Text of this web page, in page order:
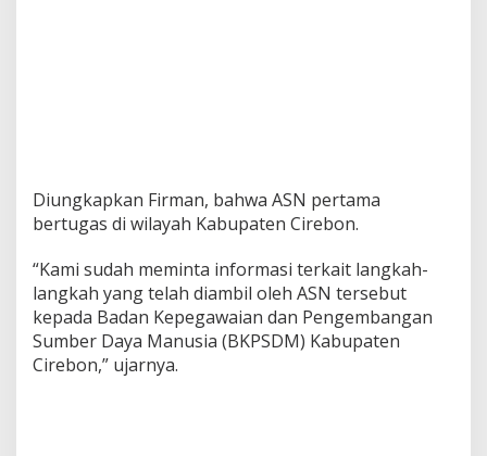
Diungkapkan Firman, bahwa ASN pertama
bertugas di wilayah Kabupaten Cirebon.
“Kami sudah meminta informasi terkait langkah-
langkah yang telah diambil oleh ASN tersebut
kepada Badan Kepegawaian dan Pengembangan
Sumber Daya Manusia (BKPSDM) Kabupaten
Cirebon,” ujarnya.